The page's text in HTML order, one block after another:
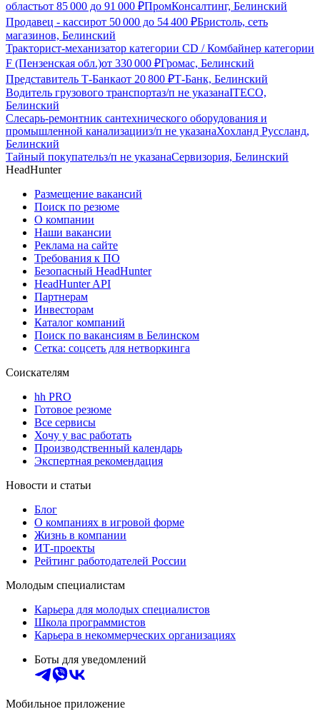
областьот 85 000 до 91 000 ₽ПромКонсалтинг, Белинский
Продавец - кассирот 50 000 до 54 400 ₽Бристоль, сеть
магазинов, Белинский
Тракторист-механизатор категории CD / Комбайнер категории
F (Пензенская обл.)от 330 000 ₽Громас, Белинский
Представитель Т-Банкаот 20 800 ₽Т-Банк, Белинский
Водитель грузового транспортаз/п не указанаITECO,
Белинский
Слесарь-ремонтник сантехнического оборудования и
промышленной канализацииз/п не указанаХохланд Руссланд,
Белинский
Тайный покупательз/п не указанаСервизория, Белинский
HeadHunter
Размещение вакансий
Поиск по резюме
О компании
Наши вакансии
Реклама на сайте
Требования к ПО
Безопасный HeadHunter
HeadHunter API
Партнерам
Инвесторам
Каталог компаний
Поиск по вакансиям в Белинском
Сетка: соцсеть для нетворкинга
Соискателям
hh PRO
Готовое резюме
Все сервисы
Хочу у вас работать
Производственный календарь
Экспертная рекомендация
Новости и статьи
Блог
О компаниях в игровой форме
Жизнь в компании
ИТ-проекты
Рейтинг работодателей России
Молодым специалистам
Карьера для молодых специалистов
Школа программистов
Карьера в некоммерческих организациях
Боты для уведомлений
Мобильное приложение